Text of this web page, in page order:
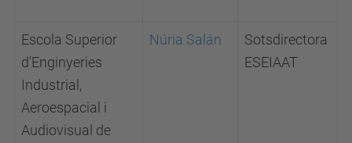
Escola Superior
d'Enginyeries
Industrial,
Aeroespacial i
Audiovisual de
Núria Salán
Sotsdirectora
ESEIAAT